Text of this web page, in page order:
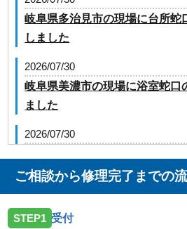
岐阜県多治見市の現場に台所蛇
しました
2026/07/30
岐阜県美濃市の現場に浴室蛇口
ました
2026/07/30
お伺いしました
岐阜県大垣市昼飯町の現場に台
ご相談から修理完了までの
STEP1 受付